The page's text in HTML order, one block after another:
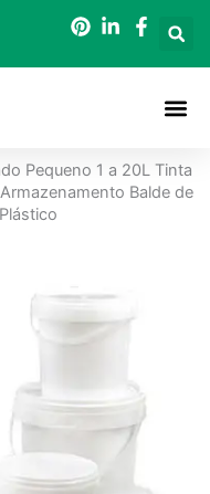
Pequeno 1 a 20L Tinta
Balde de